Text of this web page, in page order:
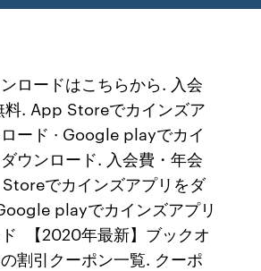
ロードはこちらから. 入会
料. App Storeでカインズア
ード · Google playでカイ
ウンロード. 入会費・年会
でカインズアプリをダ
playでカインズアプリ
【2020年最新】ブックオ
割引クーポン一覧. クーポ